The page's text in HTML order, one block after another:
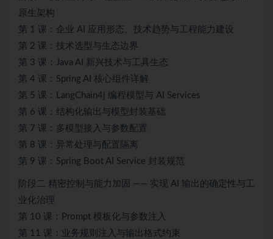
原生架构
第 1 课：企业 AI 应用形态、技术趋势与工程能力建设
第 2 课：技术选型与生态边界
第 3 课：Java AI 新兴技术与工具生态
第 4 课：Spring AI 核心组件详解
第 5 课：LangChain4j 编程模型与 AI Services
第 6 课：结构化输出与模型封装基础
第 7 课：多模型接入与参数配置
第 8 课：异常处理与配置隔离
第 9 课：Spring Boot AI Service 封装规范
阶段二 精密控制与能力加固 —— 实现 AI 输出的确定性与工
业化治理
第 10 课：Prompt 模板化与参数注入
第 11 课：业务规则注入与输出格式约束